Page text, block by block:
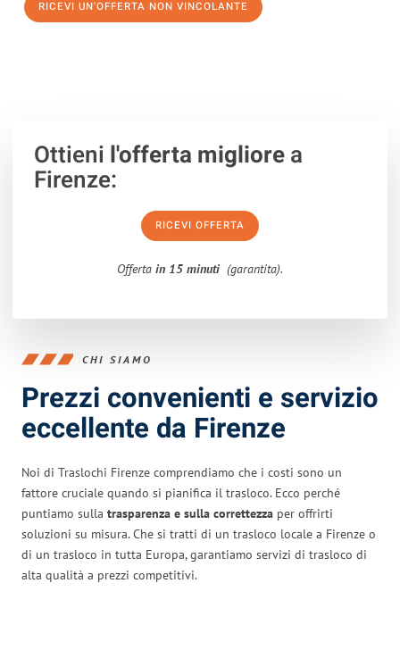
RICEVI UN'OFFERTA NON VINCOLANTE
Ottieni l'offerta migliorea
Firenze:
RICEVI OFFERTA
Offerta in 15 minuti (garantita).
CHI SIAMO
Prezzi convenienti e servizio
eccellente da Firenze
Noi di Traslochi Firenze comprendiamo che i costi sono un
fattore cruciale quando si pianifica il trasloco. Ecco perché
puntiamo sulla trasparenza e sulla correttezza per offrirti
soluzioni su misura. Che si tratti di un trasloco locale a Firenze o
di un trasloco in tutta Europa, garantiamo servizi di trasloco di
alta qualità a prezzi competitivi.